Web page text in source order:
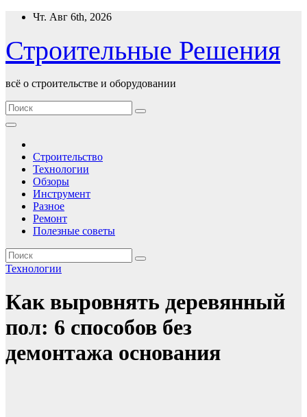
Перейти
содержимому
Чт. Авг 6th, 2026
Строительные Решения
всё о строительстве и оборудовании
Строительство
Технологии
Обзоры
Инструмент
Разное
Ремонт
Полезные советы
Технологии
Как выровнять деревянный
пол: 6 способов без
демонтажа основания